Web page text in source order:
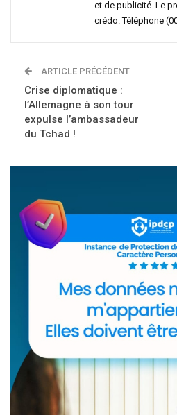
et de publicité. Le
crédo. Téléphone
ARTICLE PRÉCÉDENT
Crise diplomatique :
l’Allemagne à son tour
expulse l’ambassadeur
du Tchad !